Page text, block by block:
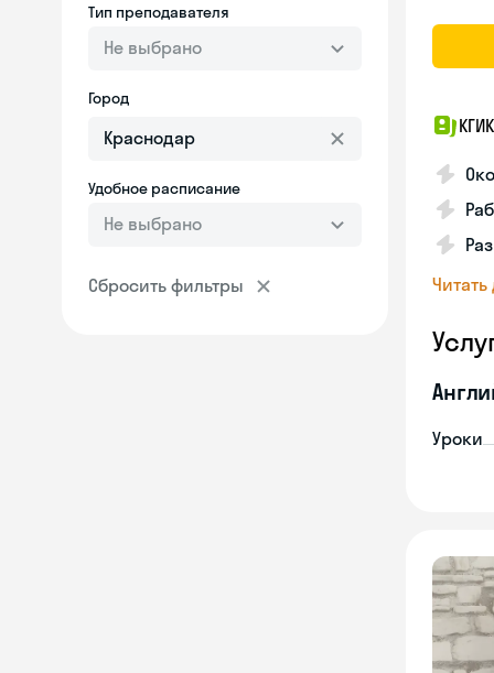
Тип преподавателя
Не выбрано
Город
Удобное расписание
Не выбрано
Сбросить фильтры
КГИК
Уроки